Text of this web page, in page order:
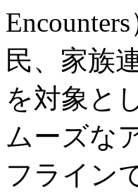
民、家族
を対象と
ムーズな
フライン